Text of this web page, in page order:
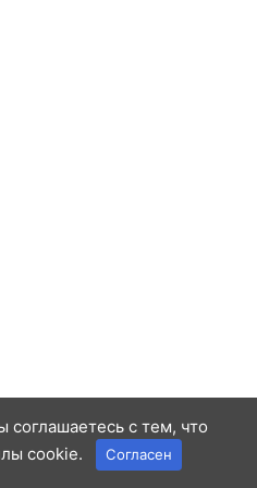
соглашаетесь с тем, что
cookie.
Согласен